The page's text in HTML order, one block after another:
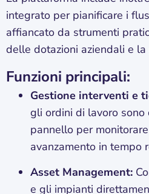
integrato per pianificare i
affiancato da strumenti
delle dotazioni aziendali e la
Funzioni principali:
Gestione interventi e
gli ordini di lavoro sono
pannello per
avanzamento in tempo
Asset Management:
e gli impianti